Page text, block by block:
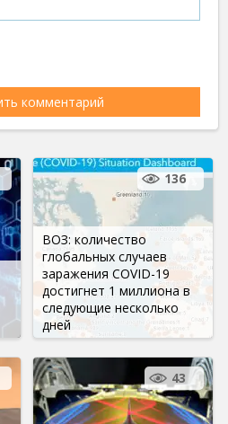
ВОЗ: количество
глобальных случаев
заражения COVID-19
достигнет 1 миллиона в
следующие несколько
дней
136
43